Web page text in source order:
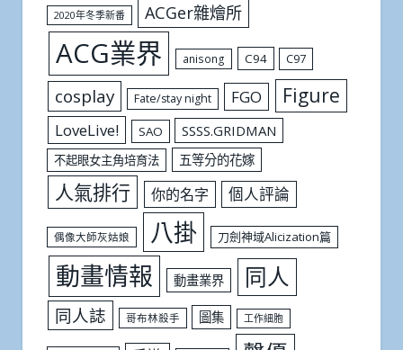
2020年冬季新番 ACGer雜燴所
ACG業界 anisong C94 C97
cosplay Fate/stay night FGO Figure
LoveLive! SAO SSSS.GRIDMAN
不起眼女主角培育法 五等分的花嫁
人氣排行 你的名字 個人評論
偶像大師灰姑娘 八掛 刀劍神域Alicization篇
動畫情報 動畫業界 同人
同人誌 哥布林殺手 圖集 工作細胞